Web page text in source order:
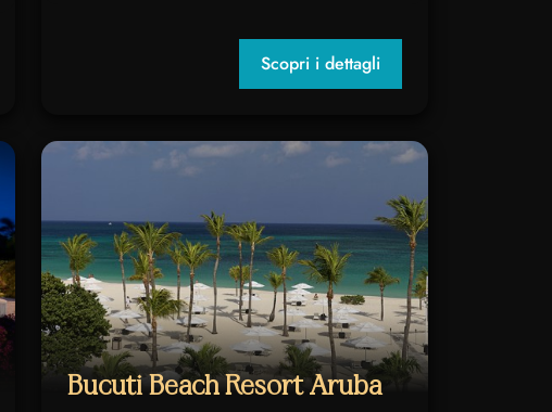
Scopri i dettagli
Bucuti Beach Resort Aruba